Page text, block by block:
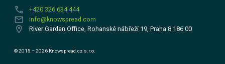
© 2015 – 2026 Knowspread.cz s.r.o.
phone +420 326 634 444
email info@knowspread.com
location_on River Garden Office, Rohanské nábřeží 19, Praha 8 186 00